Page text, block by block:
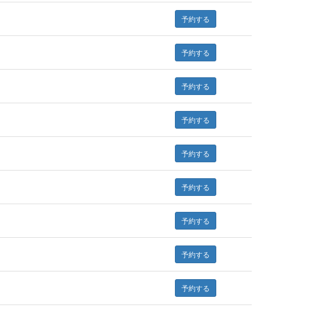
予約する
予約する
予約する
予約する
予約する
予約する
予約する
予約する
予約する